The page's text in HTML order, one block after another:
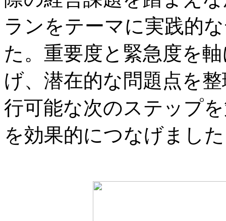
ランをテーマに実践的
た。重要度と緊急度を
げ、潜在的な問題点を
行可能な次のステップ
を効果的につなげまし